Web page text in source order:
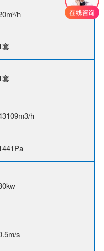
h
套
套
h
s